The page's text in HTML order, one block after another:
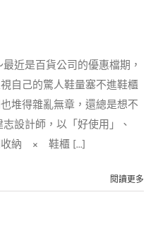
近是百貨公司的優惠檔期，
自己的驚人鞋量塞不進鞋櫃
堆得雜亂無章，還總是想不
設計師，以「好使用」、
收納 × 鞋櫃 [...]
閱讀更多